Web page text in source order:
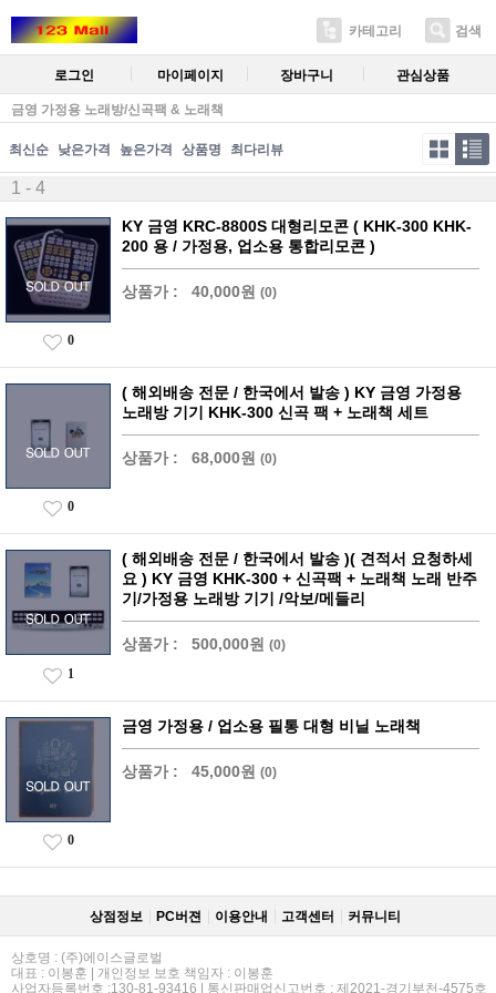
카테고리 검색
로그인 마이페이지 장바구니 관심상품
금영 가정용 노래방/신곡팩 & 노래책
최신순 낮은가격 높은가격 상품명 최다리뷰
1 - 4
KY 금영 KRC-8800S 대형리모콘 ( KHK-300 KHK-
200 용 / 가정용, 업소용 통합리모콘 )
상품가 : 40,000원 (0)
0
( 해외배송 전문 / 한국에서 발송 ) KY 금영 가정용
노래방 기기 KHK-300 신곡 팩 + 노래책 세트
상품가 : 68,000원 (0)
0
( 해외배송 전문 / 한국에서 발송 )( 견적서 요청하세
요 ) KY 금영 KHK-300 + 신곡팩 + 노래책 노래 반주
기/가정용 노래방 기기 /악보/메들리
상품가 : 500,000원 (0)
1
금영 가정용 / 업소용 필통 대형 비닐 노래책
상품가 : 45,000원 (0)
0
상점정보 PC버젼 이용안내 고객센터 커뮤니티
상호명 : (주)에이스글로벌
대표 : 이봉훈 | 개인정보 보호 책임자 : 이봉훈
사업자등록번호 :130-81-93416 | 통신판매업신고번호 : 제2021-경기부천-4575호